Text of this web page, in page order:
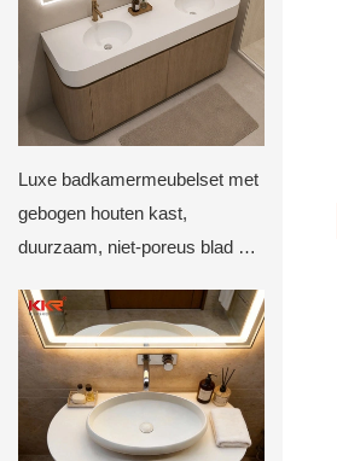
Luxe badkamermeubelset met
gebogen houten kast,
duurzaam, niet-poreus blad en